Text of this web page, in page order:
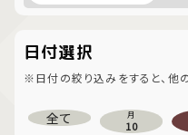
日付選択
※日付の絞り込みをすると、他
全て 月
10